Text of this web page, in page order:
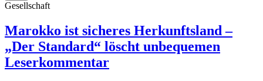
Gesellschaft
Marokko ist sicheres Herkunftsland –
„Der Standard“ löscht unbequemen
Leserkommentar